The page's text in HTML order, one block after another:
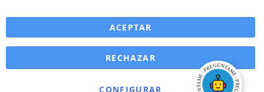
ACEPTAR
CONFIGURAR
RECHAZAR